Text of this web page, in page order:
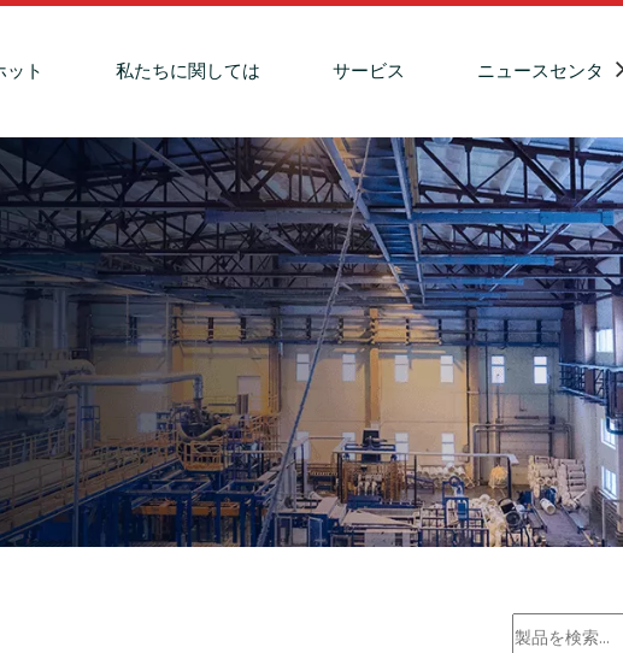
ット 私たちに関しては サービス ニュースセンター